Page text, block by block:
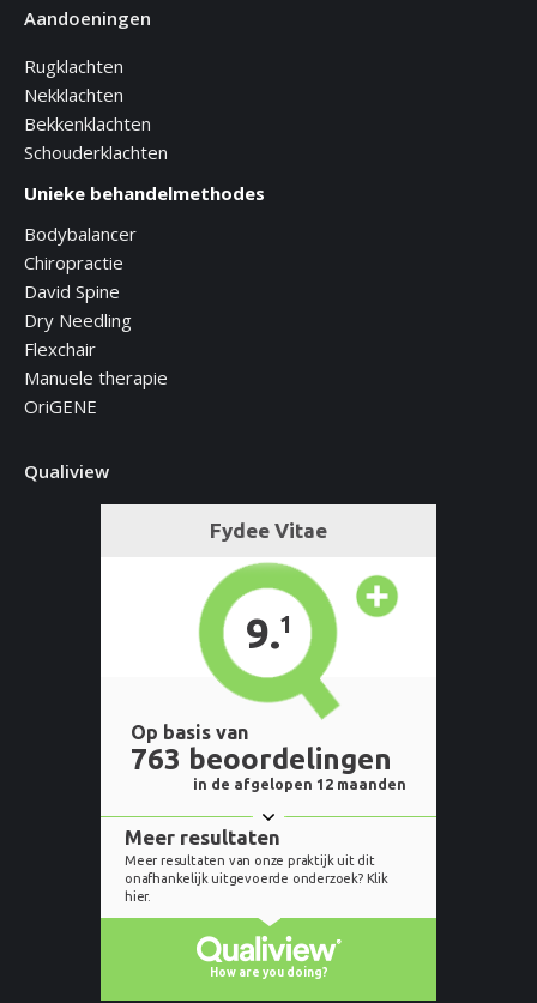
Aandoeningen
Rugklachten
Nekklachten
Bekkenklachten
Schouderklachten
Unieke behandelmethodes
Bodybalancer
Chiropractie
David Spine
Dry Needling
Flexchair
Manuele therapie
OriGENE
Qualiview